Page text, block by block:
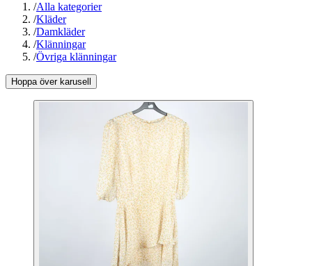
/Alla kategorier
/Kläder
/Damkläder
/Klänningar
/Övriga klänningar
Hoppa över karusell